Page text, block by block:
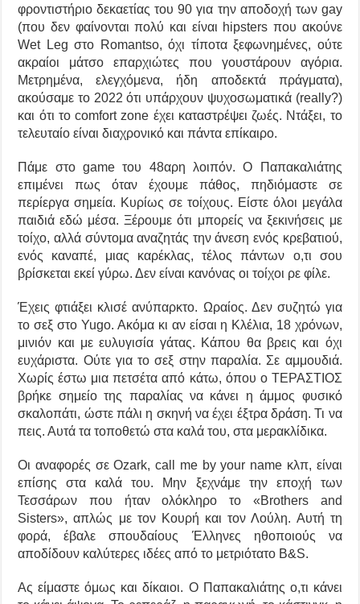
φροντιστήριο δεκαετίας του 90 για την αποδοχή των gay
(που δεν φαίνονται πολύ και είναι hipsters που ακούνε
Wet Leg στο Romantso, όχι τίποτα ξεφωνημένες, ούτε
ακραίοι μάτσο επαρχιώτες που γουστάρουν αγόρια.
Μετρημένα, ελεγχόμενα, ήδη αποδεκτά πράγματα),
ακούσαμε το 2022 ότι υπάρχουν ψυχοσωματικά (really?)
και ότι το comfort zone έχει καταστρέψει ζωές. Ντάξει, το
τελευταίο είναι διαχρονικό και πάντα επίκαιρο.
Πάμε στο game του 48αρη λοιπόν. Ο Παπακαλιάτης
επιμένει πως όταν έχουμε πάθος, πηδιόμαστε σε
περίεργα σημεία. Κυρίως σε τοίχους. Είστε όλοι μεγάλα
παιδιά εδώ μέσα. Ξέρουμε ότι μπορείς να ξεκινήσεις με
τοίχο, αλλά σύντομα αναζητάς την άνεση ενός κρεβατιού,
ενός καναπέ, μιας καρέκλας, τέλος πάντων ο,τι σου
βρίσκεται εκεί γύρω. Δεν είναι κανόνας οι τοίχοι ρε φίλε.
Έχεις φτιάξει κλισέ ανύπαρκτο. Ωραίος. Δεν συζητώ για
το σεξ στο Yugo. Ακόμα κι αν είσαι η Κλέλια, 18 χρόνων,
μινιόν και με ευλυγισία γάτας. Κάπου θα βρεις και όχι
ευχάριστα. Ούτε για το σεξ στην παραλία. Σε αμμουδιά.
Χωρίς έστω μια πετσέτα από κάτω, όπου ο ΤΕΡΑΣΤΙΟΣ
βρήκε σημείο της παραλίας να κάνει η άμμος φυσικό
σκαλοπάτι, ώστε πάλι η σκηνή να έχει έξτρα δράση. Τι να
πεις. Αυτά τα τοποθετώ στα καλά του, στα μερακλίδικα.
Οι αναφορές σε Ozark, call me by your name κλπ, είναι
επίσης στα καλά του. Μην ξεχνάμε την εποχή των
Τεσσάρων που ήταν ολόκληρο το «Brothers and
Sisters», απλώς με τον Κουρή και τον Λούλη. Αυτή τη
φορά, έβαλε σπουδαίους Έλληνες ηθοποιούς να
αποδίδουν καλύτερες ιδέες από το μετριότατο B&S.
Ας είμαστε όμως και δίκαιοι. Ο Παπακαλιάτης ο,τι κάνει